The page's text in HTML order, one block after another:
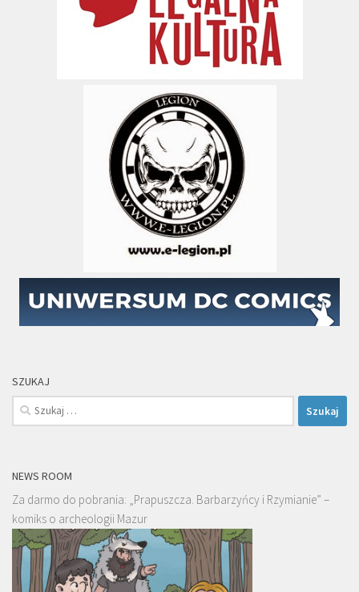
SZUKAJ
Szukaj:
NEWS ROOM
Za darmo do pobrania: „Prapuszcza. Barbarzyńcy i Rzymianie” –
komiks o archeologii Mazur